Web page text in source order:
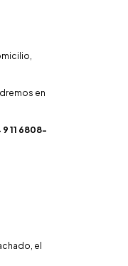
en
9 11 6808-
el